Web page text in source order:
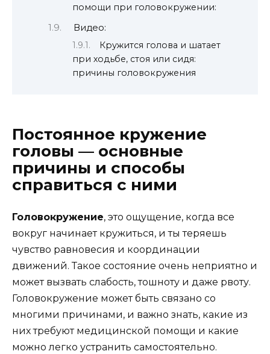
помощи при головокружении:
Видео:
Кружится голова и шатает
при ходьбе, стоя или сидя:
причины головокружения
Постоянное кружение
головы — основные
причины и способы
справиться с ними
Головокружение, это ощущение, когда все
вокруг начинает кружиться, и ты теряешь
чувство равновесия и координации
движений. Такое состояние очень неприятно и
может вызвать слабость, тошноту и даже рвоту.
Головокружение может быть связано со
многими причинами, и важно знать, какие из
них требуют медицинской помощи и какие
можно легко устранить самостоятельно.